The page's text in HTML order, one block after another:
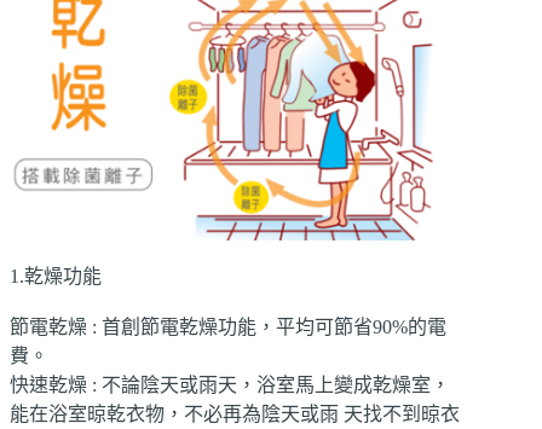
1.乾燥功能
節電乾燥 : 首創節電乾燥功能，平均可節省90%的電
費。
快速乾燥 : 不論陰天或雨天，浴室馬上變成乾燥室，
能在浴室晾乾衣物，不必再為陰天或雨 天找不到晾衣